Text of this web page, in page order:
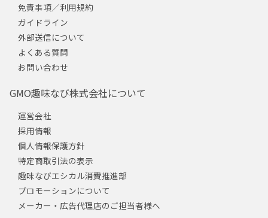
免責事項／利用規約
ガイドライン
外部送信について
よくある質問
お問い合わせ
GMO趣味なび株式会社について
運営会社
採用情報
個人情報保護方針
特定商取引法の表示
趣味なびエシカル消費推進部
プロモーションについて
メーカー・広告代理店のご担当者様へ